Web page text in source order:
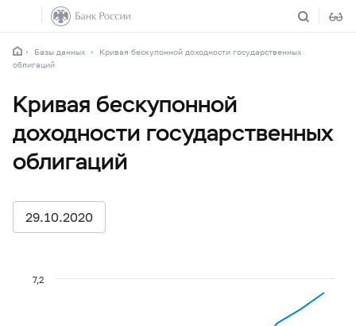
Базы данных
Кривая бескупонной доходности государственных
облигаций
Кривая бескупонной
доходности государственных
облигаций
29.10.2020
7,2